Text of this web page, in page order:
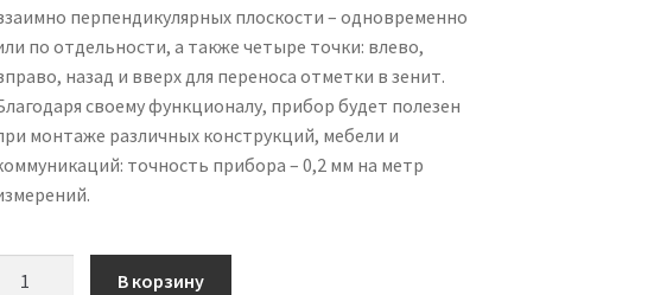
перпендикулярных плоскости – одновременно
по отдельности, а также четыре точки: влево,
назад и вверх для переноса отметки в зенит.
своему функционалу, прибор будет полезен
монтаже различных конструкций, мебели и
точность прибора – 0,2 мм на метр
В корзину